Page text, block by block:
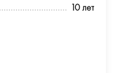
10 лет